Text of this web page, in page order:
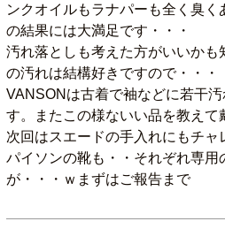
ンクオイルもラナパーも全く臭く
の結果には大満足です・・・
汚れ落としも考えた方がいいかも
の汚れは結構好きですので・・・
VANSONは古着で袖などに若干
す。またこの様ないい品を教え
次回はスエードの手入れにもチャ
パイソンの靴も・・それぞれ専用
が・・・ｗまずはご報告まで